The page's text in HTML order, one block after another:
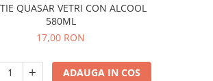
QUASAR VETRI CON ALCOOL
580ML
17,00 RON
ADAUGA IN COS